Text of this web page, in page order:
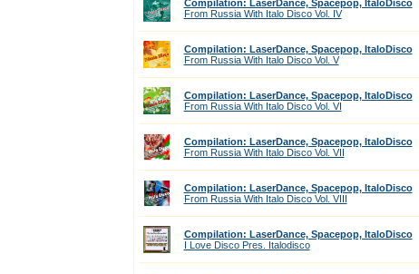
Compilation: LaserDance, Spacepop, ItaloDisco
From Russia With Italo Disco Vol. IV
Compilation: LaserDance, Spacepop, ItaloDisco
From Russia With Italo Disco Vol. V
Compilation: LaserDance, Spacepop, ItaloDisco
From Russia With Italo Disco Vol. VI
Compilation: LaserDance, Spacepop, ItaloDisco
From Russia With Italo Disco Vol. VII
Compilation: LaserDance, Spacepop, ItaloDisco
From Russia With Italo Disco Vol. VIII
Compilation: LaserDance, Spacepop, ItaloDisco
I Love Disco Pres. Italodisco